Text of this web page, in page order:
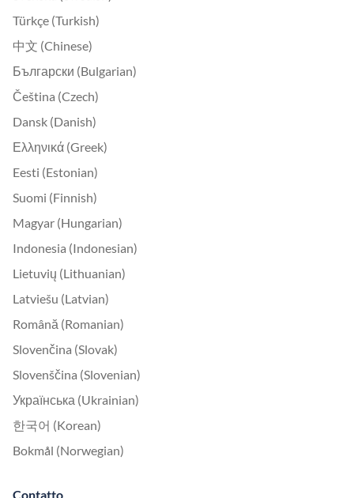
Türkçe (Turkish)
中文 (Chinese)
Български (Bulgarian)
Čeština (Czech)
Dansk (Danish)
Ελληνικά (Greek)
Eesti (Estonian)
Suomi (Finnish)
Magyar (Hungarian)
Indonesia (Indonesian)
Lietuvių (Lithuanian)
Latviešu (Latvian)
Română (Romanian)
Slovenčina (Slovak)
Slovenščina (Slovenian)
Українська (Ukrainian)
한국어 (Korean)
Bokmål (Norwegian)
Contatto